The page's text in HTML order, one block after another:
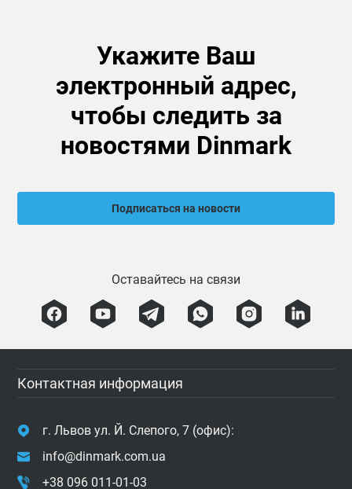
Укажите Ваш
электронный адрес,
чтобы следить за
новостями Dinmark
Подписаться на новости
Оставайтесь на связи
Контактная информация
г. Львов ул. Й. Слепого, 7 (офис):
info@dinmark.com.ua
+38 096 011-01-03